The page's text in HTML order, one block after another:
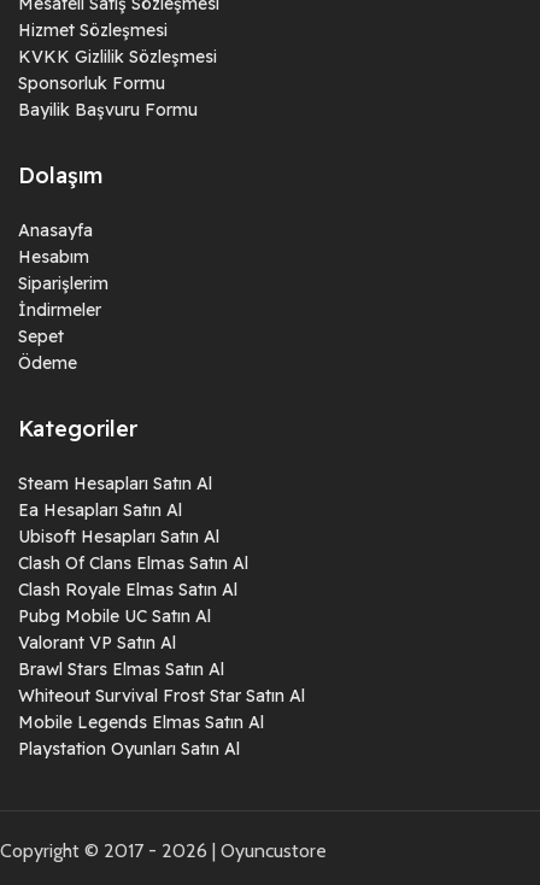
Hizmet Sözleşmesi
KVKK Gizlilik Sözleşmesi
Sponsorluk Formu
Bayilik Başvuru Formu
Dolaşım
Anasayfa
Hesabım
Siparişlerim
İndirmeler
Sepet
Ödeme
Kategoriler
Steam Hesapları Satın Al
Ea Hesapları Satın Al
Ubisoft Hesapları Satın Al
Clash Of Clans Elmas Satın Al
Clash Royale Elmas Satın Al
Pubg Mobile UC Satın Al
Valorant VP Satın Al
Brawl Stars Elmas Satın Al
Whiteout Survival Frost Star Satın Al
Mobile Legends Elmas Satın Al
Playstation Oyunları Satın Al
Copyright © 2017 - 2026 | Oyuncustore